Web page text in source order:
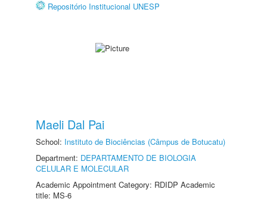
Repositório Institucional UNESP
Maeli Dal Pai
School: Instituto de Biociências (Câmpus de Botucatu)
Department: DEPARTAMENTO DE BIOLOGIA
CELULAR E MOLECULAR
Academic Appointment Category: RDIDP Academic
title: MS-6